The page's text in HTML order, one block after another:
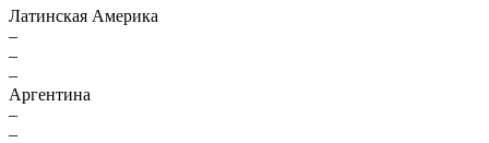
Латинская Америка
–
–
–
Аргентина
–
–